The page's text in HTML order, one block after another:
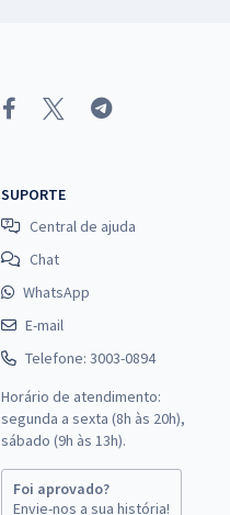
SUPORTE
Central de ajuda
Chat
WhatsApp
E-mail
Telefone: 3003-0894
Horário de atendimento:
segunda a sexta (8h às 20h),
sábado (9h às 13h).
Foi aprovado?
Envie-nos a sua história!